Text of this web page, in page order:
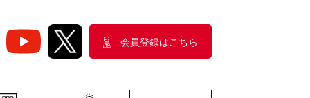
会員登録はこちら